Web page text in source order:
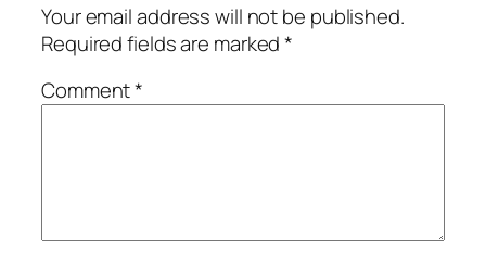
Your email address will not be published.
Required fields are marked*
Comment*